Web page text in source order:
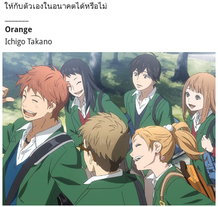
ให้กับตัวเองในอนาคตได้หรือไม่
Orange
Ichigo Takano